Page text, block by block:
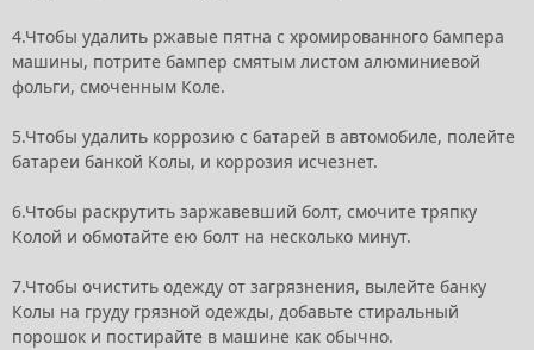
4.Чтобы удалить ржавые пятна с хромированного бампера
машины, потрите бампер смятым листом алюминиевой
фольги, смоченным Коле.
5.Чтобы удалить коррозию с батарей в автомобиле, полейте
батареи банкой Колы, и коррозия исчезнет.
6.Чтобы раскрутить заржавевший болт, смочите тряпку
Колой и обмотайте ею болт на несколько минут.
7.Чтобы очистить одежду от загрязнения, вылейте банку
Колы на груду грязной одежды, добавьте стиральный
порошок и постирайте в машине как обычно.